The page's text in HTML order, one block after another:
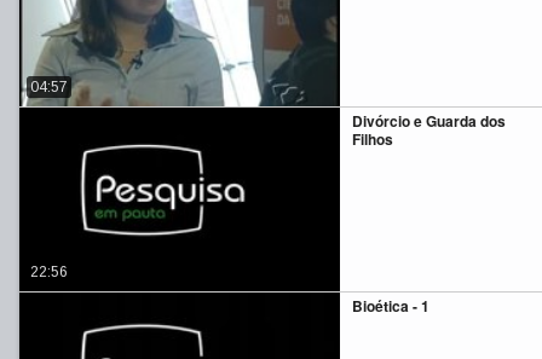
04:57
Divórcio e Guarda dos
Filhos
22:56
Bioética - 1